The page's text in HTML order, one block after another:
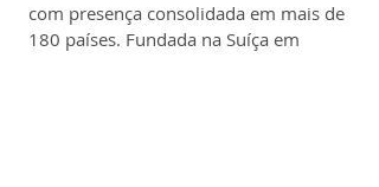
com presença consolidada em mais de
180 países. Fundada na Suíça em